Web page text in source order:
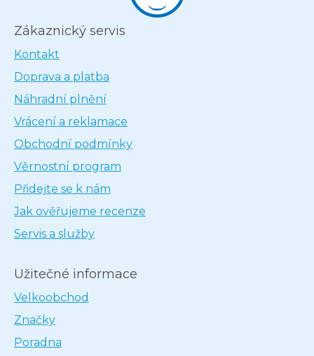
Zákaznický servis
Kontakt
Doprava a platba
Náhradní plnění
Vrácení a reklamace
Obchodní podmínky
Věrnostní program
Přidejte se k nám
Jak ověřujeme recenze
Servis a služby
Užitečné informace
Velkoobchod
Značky
Poradna